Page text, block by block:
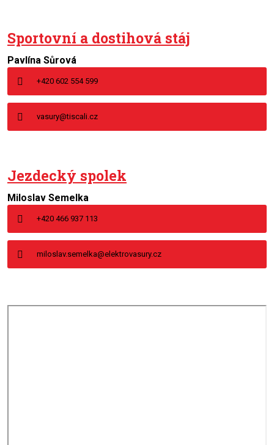
Sportovní a dostihová stáj
Pavlína Sůrová
+420 602 554 599
vasury@tiscali.cz
Jezdecký spolek
Miloslav Semelka
+420 466 937 113
miloslav.semelka@elektrovasury.cz